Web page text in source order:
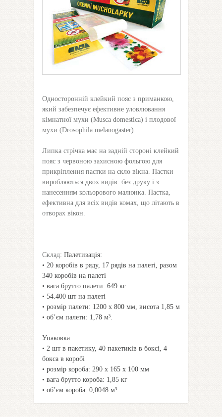
Односторонній клейкий пояс з приманкою,
який забезпечує ефективне уловлювання
кімнатної мухи (Musca domestica) і плодової
мухи (Drosophila melanogaster).
Липка стрічка має на задній стороні клейкий
пояс з червоною захисною фольгою для
прикріплення пастки на скло вікна. Пастки
виробляються двох видів: без друку і з
нанесенням кольорового малюнка. Пастка,
ефективна для всіх видів комах, що літають в
отворах вікон.
Склад: Палетизація:
• 20 коробів в ряду, 17 рядів на палеті, разом
340 коробів на палеті
• вага брутто палети: 649 кг
• 54.400 шт на палеті
• розмір палети: 1200 x 800 мм, висота 1,85 м
• об’єм палети: 1,78 м³.
Упаковка:
• 2 шт в пакетику, 40 пакетиків в боксі, 4
бокса в коробі
• розмір короба: 290 х 165 х 100 мм
• вага брутто короба: 1,85 кг
• об’єм короба: 0,0048 м³.